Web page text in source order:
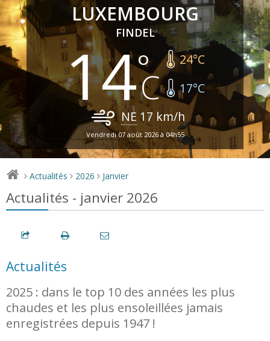
LUXEMBOURG
FINDEL
14 24°C
17°C
NE 17 km/h
Vendredi 07 août 2026 à 04h55
> Actualités > 2026 > Janvier
Actualités - janvier 2026
Actualités
2025 : dans le top 10 des années les plus
chaudes et les plus ensoleillées jamais
enregistrées depuis 1947 !